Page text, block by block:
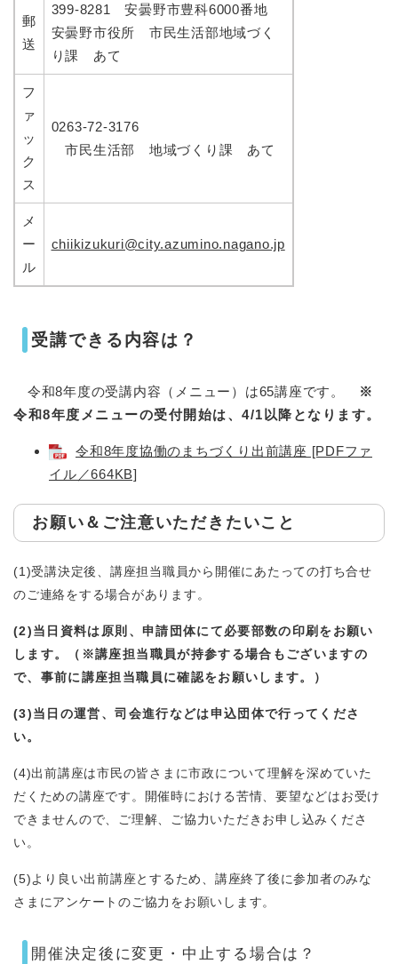
郵
送
399-8281 安曇野市豊科6000番地
安曇野市役所 市民生活部地域づく
り課 あて
フ
ァ
ッ
ク
ス
0263-72-3176
市民生活部 地域づくり課 あて
メ
ー
ル
chiikizukuri@city.azumino.nagano.jp
受講できる内容は？
令和8年度の受講内容（メニュー）は65講座です。
※
令和8年度メニューの受付開始は、4/1以降となります。
令和8年度協働のまちづくり出前講座 [PDFファ
イル／664KB]
お願い＆ご注意いただきたいこと
(1)受講決定後、講座担当職員から開催にあたっての打ち合せ
のご連絡をする場合があります。
(2) 当日資料は原則、申請団体にて必要部数の印刷をお願い
します。（※講座担当職員が持参する場合もございますの
で、事前に講座担当職員に確認をお願いします。）​
(3)当日の運営、司会進行などは申込団体で行ってくださ
い。
(4)出前講座は市民の皆さまに市政について理解を深めていた
だくための講座です。開催時における苦情、要望などはお受け
できませんので、ご理解、ご協力いただきお申し込みくださ
い。
(5)より良い出前講座とするため、講座終了後に参加者のみな
さまにアンケートのご協力をお願いします。
開催決定後に変更・中止する場合は？